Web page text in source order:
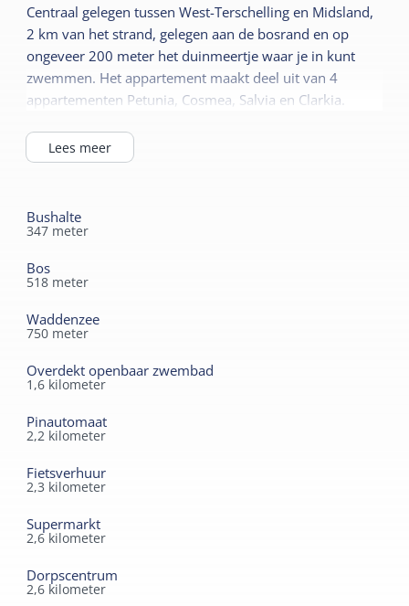
Huisdiervrij
Slaapkamer begane
grond
Centrale verwarming
Rookvrij
Wifi privé
Sanitair
Badkamer begane grond
Douche
Gedeelde faciliteiten
Parkeerterrein
Speelveld
Wasfaciliteiten
Centraal gelegen tussen West-Terschelling en Midsland,
2 km van het strand, gelegen aan de bosrand en op
ongeveer 200 meter het duinmeertje waar je in kunt
zwemmen. Het appartement maakt deel uit van 4
appartementen Petunia, Cosmea, Salvia en Clarkia.
Lees meer
Bushalte
347 meter
Bos
518 meter
Waddenzee
750 meter
Overdekt openbaar zwembad
1,6 kilometer
Pinautomaat
2,2 kilometer
Fietsverhuur
2,3 kilometer
Supermarkt
2,6 kilometer
Dorpscentrum
2,6 kilometer